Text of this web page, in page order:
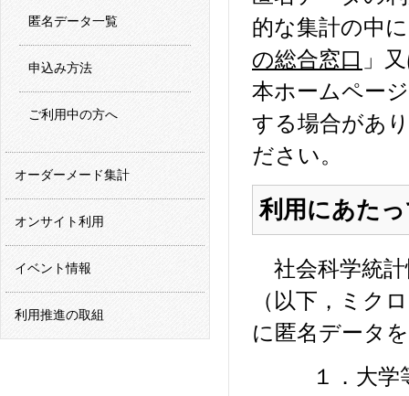
匿名データ一覧
申込み方法
ご利用中の方へ
オーダーメード集計
オンサイト利用
イベント情報
利用推進の取組
的な集計の中
の総合窓口 」
本ホームペー
する場合があ
ださい。
利用にあた
社会科学統計
（以下，ミク
に匿名データ
１．大学等